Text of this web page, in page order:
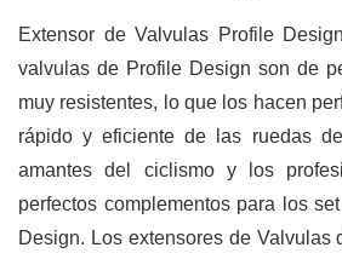
Extensor de Valvulas Profile
valvulas de Profile Design son de
muy resistentes, lo que los hacen
rápido y eficiente de las ruedas
amantes del ciclismo y los
perfectos complementos para los
Design. Los extensores de Valvulas